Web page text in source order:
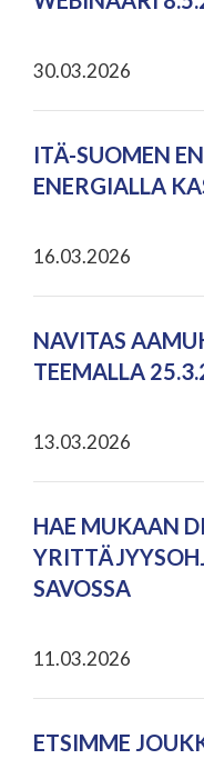
30.03.2026
ITÄ-SUOMEN
ENERGIALLA
16.03.2026
NAVITAS
TEEMALLA
13.03.2026
HAE MUKAAN
SAVOSSA
11.03.2026
ETSIMME